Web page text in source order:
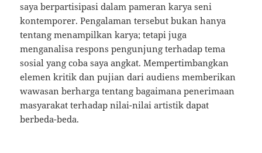
saya berpartisipasi dalam pameran karya seni
kontemporer. Pengalaman tersebut bukan hanya
tentang menampilkan karya; tetapi juga
menganalisa respons pengunjung terhadap tema
sosial yang coba saya angkat. Mempertimbangkan
elemen kritik dan pujian dari audiens memberikan
wawasan berharga tentang bagaimana penerimaan
masyarakat terhadap nilai-nilai artistik dapat
berbeda-beda.